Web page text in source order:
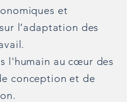
et
l’adaptation des
l'humain au cœur des
conception et de